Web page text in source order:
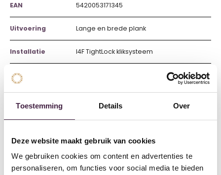
Toestemming Details Over
Deze website maakt gebruik van cookies
We gebruiken cookies om content en advertenties te
personaliseren, om functies voor social media te bieden
EAN 5420053171345
Uitvoering Lange en brede plank
Installatie I4F TightLock kliksysteem
Randafwerking
Gebruiksklasse Klik pvcvloer
Geschikt voor
vloerverwarmi
Ja